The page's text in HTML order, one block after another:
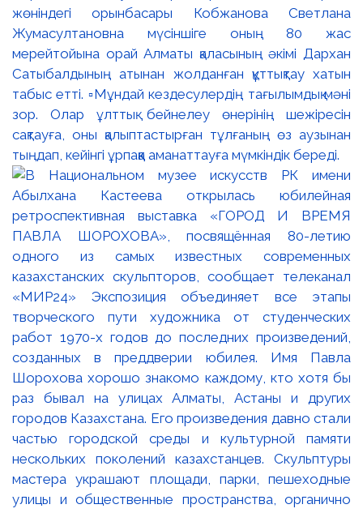
жөніндегі орынбасары Кобжанова Светлана
Жумасултановна мүсіншіге оның 80 жас
мерейтойына орай Алматы қаласының әкімі Дархан
Сатыбалдының атынан жолданған құттықтау хатын
табыс етті. ▫️Мұндай кездесулердің тағылымдық мәні
зор. Олар ұлттық бейнелеу өнерінің шежіресін
сақтауға, оны қалыптастырған тұлғаның өз аузынан
тыңдап, кейінгі ұрпаққа аманаттауға мүмкіндік береді.